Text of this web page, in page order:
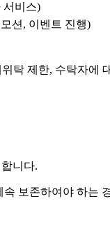
서비스)
션, 이벤트 진행)
탁 제한, 수탁자에
니다.
보존하여야 하는